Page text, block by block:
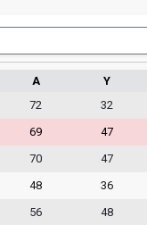
A Y
72 32
69 47
70 47
48 36
56 48